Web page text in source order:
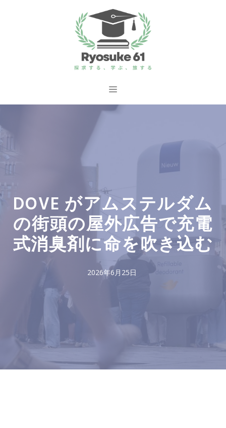
ス
プ
メ
DOVE がアムステルダム
の街頭の屋外広告で充電
式消臭剤に命を吹き込む
2026年6月25日